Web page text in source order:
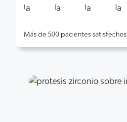
Más de 500 pacientes satisfechos